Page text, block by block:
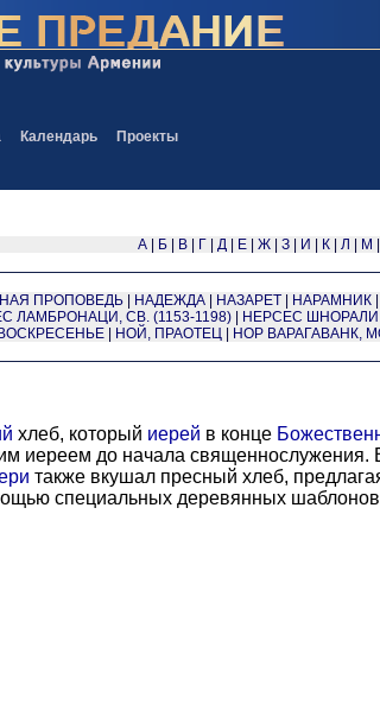
Календарь Проекты
А| Б| В| Г| Д| Е| Ж| З| И К| Л М
ПРОПОВЕДЬ НАДЕЖДА НАЗАРЕТ НАРАМНИК
ЛАМБРОНАЦИ, СВ. (1153-1198)| НЕРСЕС ШНОРАЛИ
| НОЙ, ПРАОТЕЦ| НОР ВАРАГАВАНК,
хлеб, который иерей в конце
иереем до начала священнослужения.
также вкушал пресный хлеб,
специальных деревянных шаблонов